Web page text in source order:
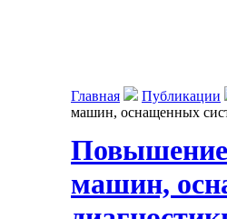
Главная
Публикации
машин, оснащенных
машин,